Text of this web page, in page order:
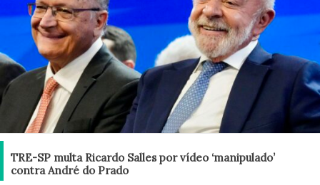
TRE-SP multa Ricardo Salles por vídeo ‘manipulado’
contra André do Prado